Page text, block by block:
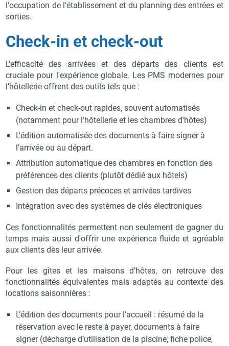
l'occupation de l'établissement et du planning des entrées et
sorties.
Check-in et check-out
L'efficacité des arrivées et des départs des clients est
cruciale pour l'expérience globale. Les PMS modernes pour
l’hôtellerie offrent des outils tels que :
Check-in et check-out rapides, souvent automatisés
(notamment pour l'hôtellerie et les chambres d'hôtes)
L'édition automatisée des documents à faire signer à
l'arrivée ou au départ.
Attribution automatique des chambres en fonction des
préférences des clients (plutôt dédié aux hôtels)
Gestion des départs précoces et arrivées tardives
Intégration avec des systèmes de clés électroniques
Ces fonctionnalités permettent non seulement de gagner du
temps mais aussi d'offrir une expérience fluide et agréable
aux clients dès leur arrivée.
Pour les gîtes et les maisons d’hôtes, on retrouve des
fonctionnalités équivalentes mais adaptés au contexte des
locations saisonnières :
L’édition des documents pour l’accueil : résumé de la
réservation avec le reste à payer, documents à faire
signer (décharge d’utilisation de la piscine, fiche police,